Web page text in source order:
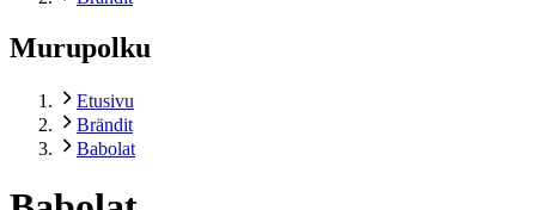
Murupolku
Etusivu
Brändit
Babolat